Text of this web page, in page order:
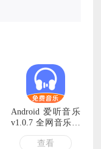
Android 爱听音乐
v1.0.7 全网音乐免
费畅听
查看